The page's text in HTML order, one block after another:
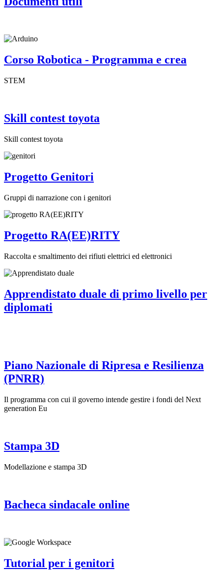
Corso Robotica - Programma e crea
STEM
Skill contest toyota
Skill contest toyota
Progetto Genitori
Gruppi di narrazione con i genitori
Progetto RA(EE)RITY
Raccolta e smaltimento dei rifiuti elettrici ed elettronici
Apprendistato duale di primo livello per
diplomati
Piano Nazionale di Ripresa e Resilienza
(PNRR)
Il programma con cui il governo intende gestire i fondi del Next
generation Eu
Stampa 3D
Modellazione e stampa 3D
Bacheca sindacale online
Tutorial per i genitori